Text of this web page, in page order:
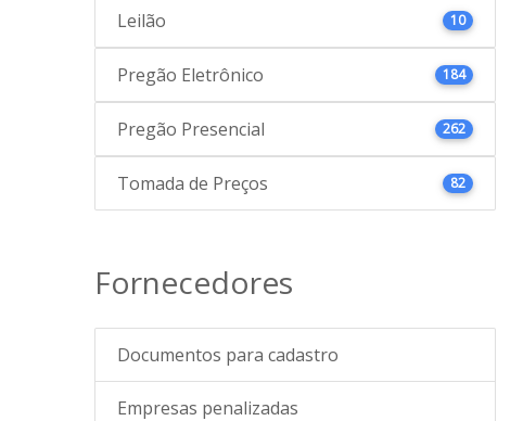
Leilão 10
Pregão Eletrônico 184
Pregão Presencial 262
Tomada de Preços 82
Fornecedores
Documentos para cadastro
Empresas penalizadas